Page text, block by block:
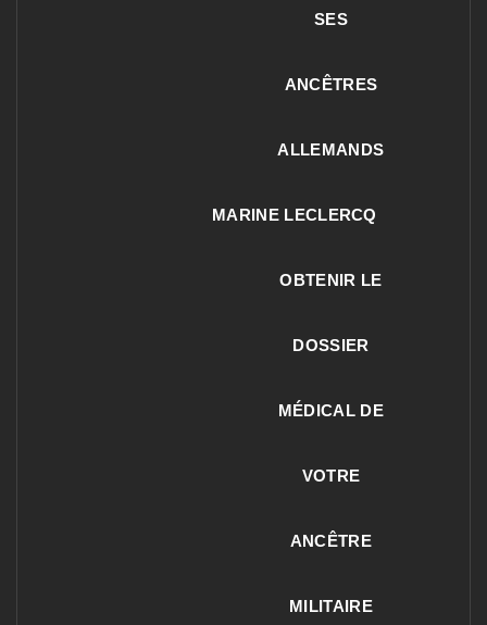
SES
ANCÊTRES
ALLEMANDS
MARINE LECLERCQ
OBTENIR LE
DOSSIER
MÉDICAL DE
VOTRE
ANCÊTRE
MILITAIRE